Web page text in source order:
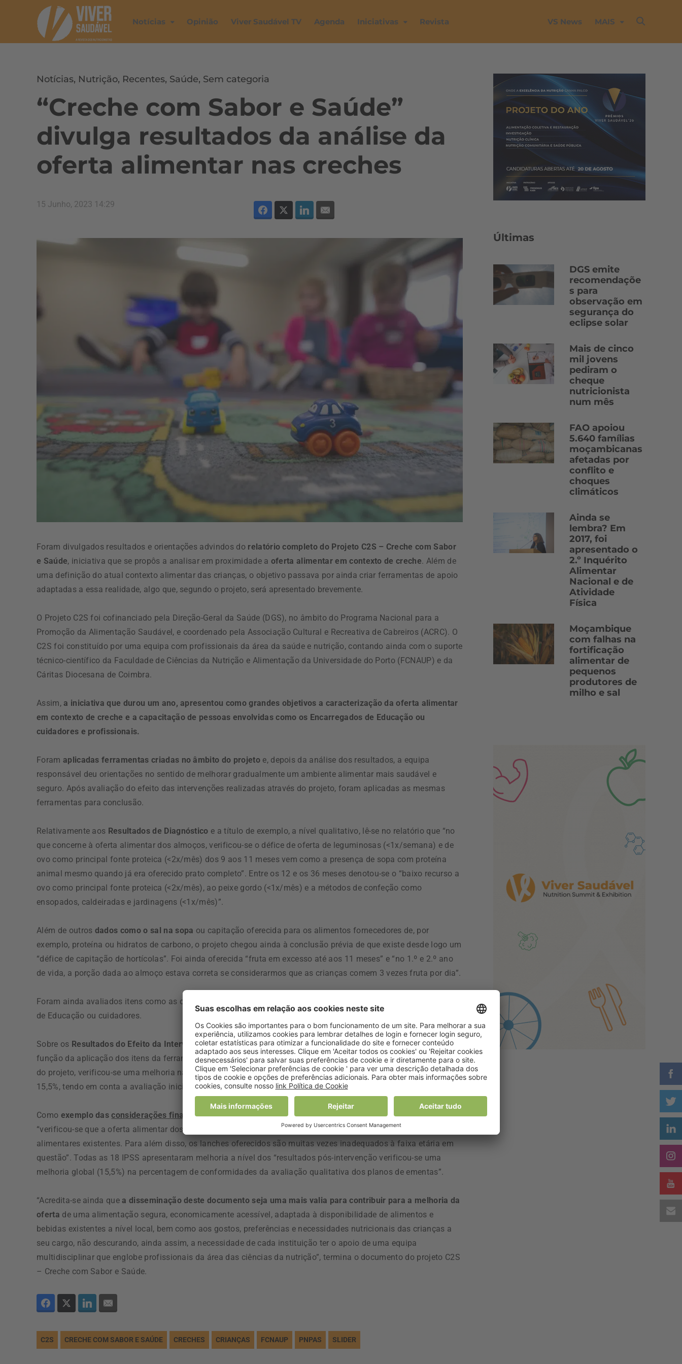
Notícias Opinião Viver Saudável TV Agenda Iniciativas Revista VS News MAIS
Notícias, Nutrição, Recentes, Saúde, Sem categoria
“Creche com Sabor e Saúde”
divulga resultados da análise da
oferta alimentar nas creches
15 Junho, 2023 14:29
Foram divulgados resultados e orientações advindos do relatório completo do Projeto C2S – Creche com Sabor
e Saúde, iniciativa que se propôs a analisar em proximidade a oferta alimentar em contexto de creche. Além de
uma definição do atual contexto alimentar das crianças, o objetivo passava por ainda criar ferramentas de apoio
adaptadas a essa realidade, algo que, segundo o projeto, será apresentado brevemente.
O Projeto C2S foi cofinanciado pela Direção-Geral da Saúde (DGS), no âmbito do Programa Nacional para a
Promoção da Alimentação Saudável, e coordenado pela Associação Cultural e Recreativa de Cabreiros (ACRC). O
C2S foi constituído por uma equipa com profissionais da área da saúde e nutrição, contando ainda com o suporte
técnico-científico da Faculdade de Ciências da Nutrição e Alimentação da Universidade do Porto (FCNAUP) e da
Cáritas Diocesana de Coimbra.
Assim,a iniciativa que durou um ano, apresentou como grandes objetivos a caracterização da oferta alimentar
em contexto de creche e a capacitação de pessoas envolvidas como os Encarregados de Educação ou
cuidadores e profissionais.
Foram aplicadas ferramentas criadas no âmbito do projetoe, depois da análise dos resultados, a equipa
responsável deu orientações no sentido de melhorar gradualmente um ambiente alimentar mais saudável e
seguro. Após avaliação do efeito das intervenções realizadas através do projeto, foram aplicadas as mesmas
ferramentas para conclusão.
Relativamente aos Resultados de Diagnóstico e a título de exemplo, a nível qualitativo, lê-se no relatório que “no
que concerne à oferta alimentar dos almoços, verificou-se o défice de oferta de leguminosas (<1x/semana) e de
ovo como principal fonte proteica (<2x/mês) dos 9 aos 11 meses vem como a presença de sopa com proteína
animal mesmo quando já era oferecido prato completo”. Entre os 12 e os 36 meses denotou-se o “baixo recurso a
ovo como principal fonte proteica (<2x/mês), ao peixe gordo (<1x/mês) e a métodos de confeção como
ensopados, caldeiradas e jardinagens (<1x/mês)”.
Além de outros dados como o sal na sopa ou capitação oferecida para os alimentos fornecedores de, por
exemplo, proteína ou hidratos de carbono, o projeto chegou ainda à conclusão prévia de que existe desde logo um
“défice de capitação de hortícolas”. Foi ainda oferecida “fruta em excesso até aos 11 meses” e “no 1.º e 2.º ano
de vida, a porção dada ao almoço estava correta se considerarmos que as crianças comem 3 vezes fruta por dia”.
Foram ainda avaliados itens como as condições higiossanitárias e o nível de conhecimentos dos Encarregados
de Educação ou cuidadores.
Sobre os Resultados do Efeito da Intervenção do projeto(que incidiu em 18 IPSS), também como exemplo, “em
função da aplicação dos itens da ferramenta de avaliação qualitativa de ementas aplicada no início de no final
do projeto, verificou-se uma melhoria na percentagem de conformidades na avaliação dos planos de ementas de
15,5%, tendo em conta a avaliação inicial (70,3%) e final (80,7%)”.
Como exemplo dasconsiderações finais do relatório que pode ler na totalidade clicando aqui
é referido que
“verificou-se que a oferta alimentar dos almoços nem sempre se encontrava de acordo com as recomendações
alimentares existentes. Para além disso, os lanches oferecidos são muitas vezes inadequados à faixa etária em
questão”. Todas as 18 IPSS apresentaram melhoria a nível dos “resultados pós-intervenção verificou-se uma
melhoria global (15,5%) na percentagem de conformidades da avaliação qualitativa dos planos de ementas”.
“Acredita-se ainda quea disseminação deste documento seja uma mais valia para contribuir para a melhoria da
oferta de uma alimentação segura, economicamente acessível, adaptada à disponibilidade de alimentos e
bebidas existentes a nível local, bem como aos gostos, preferências e necessidades nutricionais das crianças a
seu cargo, não descurando, ainda assim, a necessidade de cada instituição ter o apoio de uma equipa
multidisciplinar que englobe profissionais da área das ciências da nutrição”, termina o documento do projeto C2S
– Creche com Sabor e Saúde.
C2S CRECHE COM SABOR E SAÚDE CRECHES CRIANÇAS FCNAUP PNPAS SLIDER
Últimas
DGS emite
recomendaçõe
s para
observação em
segurança do
eclipse solar
Mais de cinco
mil jovens
pediram o
cheque
nutricionista
num mês
FAO apoiou
5.640 famílias
moçambicanas
afetadas por
conflito e
choques
climáticos
Ainda se
lembra? Em
2017, foi
apresentado o
2.º Inquérito
Alimentar
Nacional e de
Atividade
Física
Moçambique
com falhas na
fortificação
alimentar de
pequenos
produtores de
milho e sal